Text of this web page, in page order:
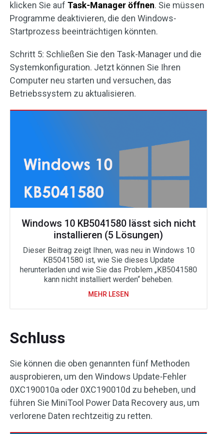
klicken Sie auf Task-Manager öffnen. Sie müssen
Programme deaktivieren, die den Windows-
Startprozess beeinträchtigen könnten.
Schritt 5: Schließen Sie den Task-Manager und die
Systemkonfiguration. Jetzt können Sie Ihren
Computer neu starten und versuchen, das
Betriebssystem zu aktualisieren.
Windows 10 KB5041580 lässt sich nicht
installieren (5 Lösungen)
Dieser Beitrag zeigt Ihnen, was neu in Windows 10
KB5041580 ist, wie Sie dieses Update
herunterladen und wie Sie das Problem „KB5041580
kann nicht installiert werden“ beheben.
MEHR LESEN
Schluss
Sie können die oben genannten fünf Methoden
ausprobieren, um den Windows Update-Fehler
0XC190010a oder 0XC190010d zu beheben, und
führen Sie MiniTool Power Data Recovery aus, um
verlorene Daten rechtzeitig zu retten.